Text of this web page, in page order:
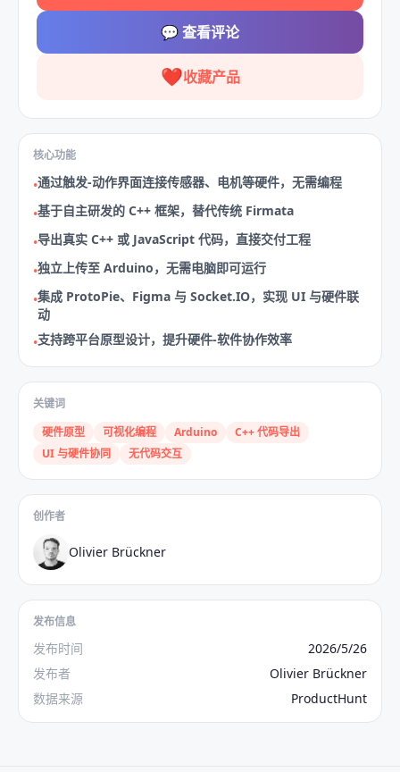
💬查看评论
❤️收藏产品
核心功能
•通过触发‑动作界面连接传感器、电机等硬件，无需编程
•基于自主研发的 C++ 框架，替代传统 Firmata
•导出真实 C++ 或 JavaScript 代码，直接交付工程
•独立上传至 Arduino，无需电脑即可运行
•集成 ProtoPie、Figma 与 Socket.IO，实现 UI 与硬件联
动
•支持跨平台原型设计，提升硬件‑软件协作效率
关键词
硬件原型
可视化编程 Arduino
C++ 代码导出
UI 与硬件协同
无代码交互
创作者
Olivier Brückner
发布信息
发布时间
2026/5/26
发布者
Olivier Brückner
数据来源
ProductHunt